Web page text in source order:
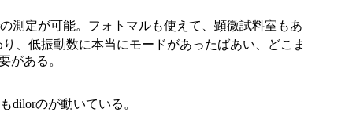
測定が可能。フォトマルも使えて、顕微試料室もあ
、低振動数に本当にモードがあったばあい、どこま
がある。
dilorのが動いている。